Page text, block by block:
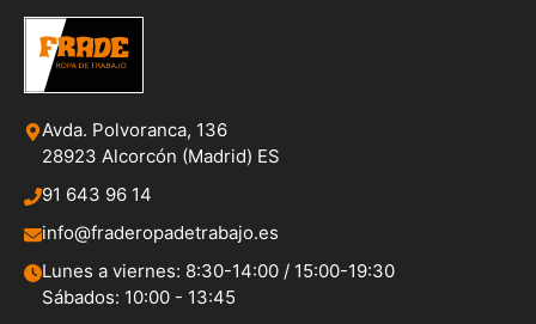
Avda. Polvoranca, 136
28923 Alcorcón (Madrid) ES
91 643 96 14
info@fraderopadetrabajo.es
Lunes a viernes: 8:30-14:00 / 15:00-19:30
Sábados: 10:00 - 13:45